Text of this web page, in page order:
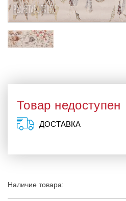
Наличие товара:
Товар недоступен
ДОСТАВКА